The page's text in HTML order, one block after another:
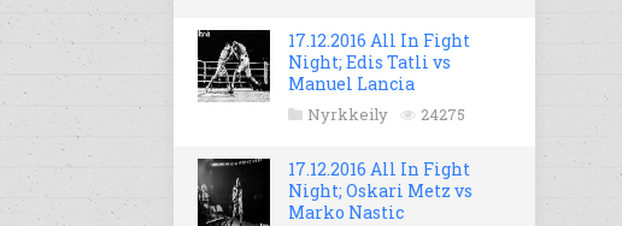
17.12.2016 All In Fight
Night; Edis Tatli vs
Manuel Lancia
Nyrkkeily 24275
17.12.2016 All In Fight
Night; Oskari Metz vs
Marko Nastic